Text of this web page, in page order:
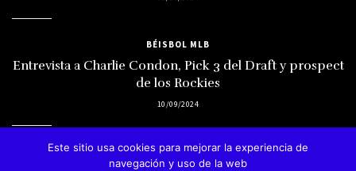
BÉISBOL MLB
Entrevista a Charlie Condon, Pick 3 del Draft y prospect
de los Rockies
10/09/2024
Este sitio usa cookies para mejorar la experiencia de
navegación y uso de la web